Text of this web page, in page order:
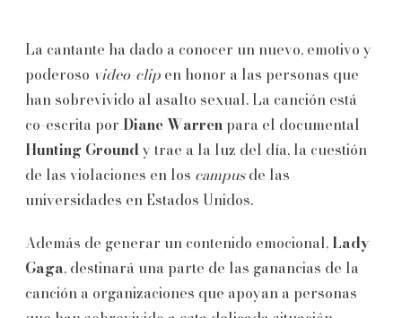
La cantante ha dado a conocer un nuevo, emotivo y
poderoso video-clip en honor a las personas que
han sobrevivido al asalto sexual. La canción está
co-escrita por Diane Warren para el documental
Hunting Ground y trae a la luz del día, la cuestión
de las violaciones en los campusde las
universidades en Estados Unidos.
Además de generar un contenido emocional, Lady
Gaga, destinará una parte de las ganancias de la
canción a organizaciones que apoyan a personas